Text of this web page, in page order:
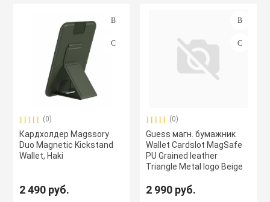
(0)
Кардхолдер Magssory
Duo Magnetic Kickstand
Wallet, Haki
2 490 руб.
(0)
Guess магн. бумажник
Wallet Cardslot MagSafe
PU Grained leather
Triangle Metal logo Beige
2 990 руб.